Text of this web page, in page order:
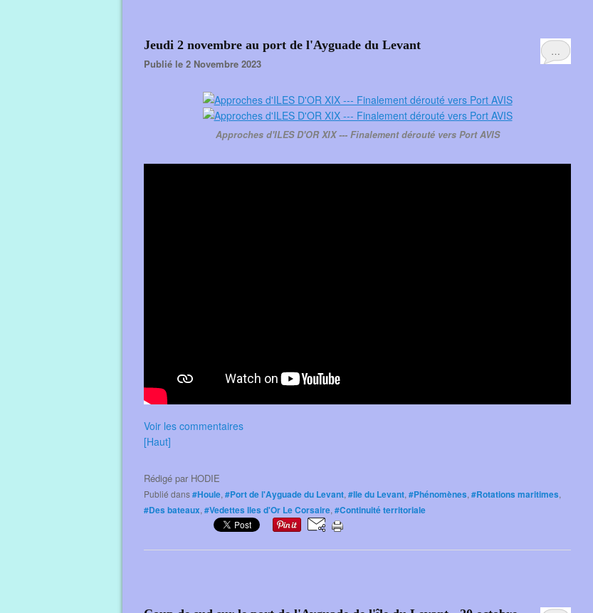
…
Jeudi 2 novembre au port de l'Ayguade du Levant
Publié le 2 Novembre 2023
Approches d'ILES D'OR XIX --- Finalement dérouté vers Port AVIS
Voir les commentaires
[Haut]
Rédigé par HODIE
Publié dans#Houle, #Port de l'Ayguade du Levant, #Ile du Levant, #Phénomènes, #Rotations maritimes,
#Des bateaux, #Vedettes Iles d'Or Le Corsaire, #Continuité territoriale